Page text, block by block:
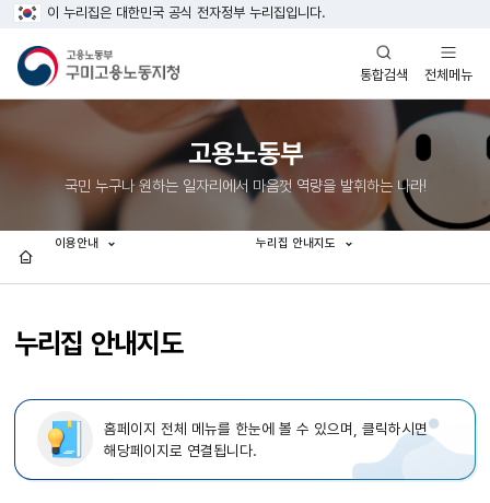
이 누리집은 대한민국 공식 전자정부 누리집입니다.
통합검색
열기
전체메뉴
열기
고용노동부
국민 누구나 원하는 일자리에서 마음껏 역량을 발휘하는 나라!
누리집 안내지도
이용안내 누리집 안내지도
홈페이지 전체 메뉴를 한눈에 볼 수 있으며, 클릭하시면
해당페이지로 연결됩니다.